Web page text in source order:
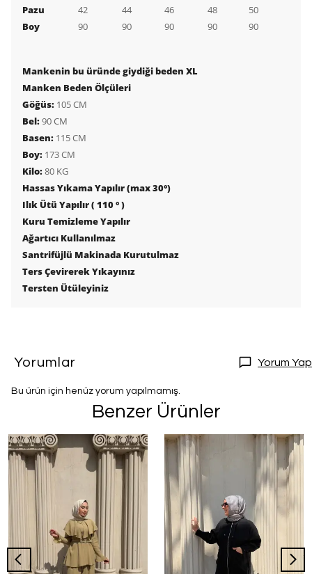
Pazu
42 44 46 48
50
Boy
90 90 90 90 90
Mankenin bu üründe giydiği beden XL
Manken Beden Ölçüleri
Göğüs: 105 CM
Bel:90 CM
Basen: 115 CM
Boy: 173 CM
Kilo:80 KG
Hassas Yıkama Yapılır (max 30°)
Ilık Ütü Yapılır ( 110 ° )
Kuru Temizleme Yapılır
Ağartıcı Kullanılmaz
Santrifüjlü Makinada Kurutulmaz
Ters Çevirerek Yıkayınız
Tersten Ütüleyiniz
Yorumlar Yorum Yap
Bu ürün için henüz yorum yapılmamış.
Benzer Ürünler